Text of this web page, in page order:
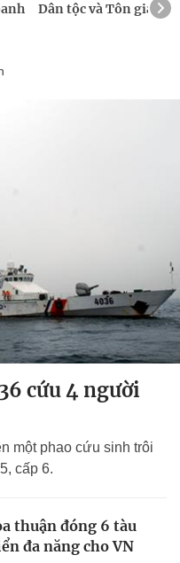
Dân tộc và Tôn giáo
cứu 4 người
một phao cứu sinh trôi
cấp 6.
thuận đóng 6 tàu
đa năng cho VN